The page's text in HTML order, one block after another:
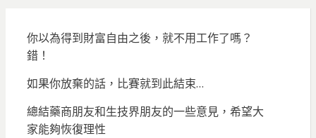
你以為得到財富自由之後，就不用工作了嗎？
錯！
如果你放棄的話，比賽就到此結束…
總結藥商朋友和生技界朋友的一些意見，希望大
家能夠恢復理性